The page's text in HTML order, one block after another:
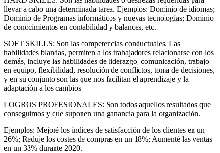
llevar a cabo una determinada tarea. Ejemplos: Dominio de idiomas;
Dominio de Programas informáticos y nuevas tecnologías; Dominio
de conocimientos en contabilidad y balances, etc.
SOFT SKILLS: Son las competencias conductuales. Las
habilidades blandas, permiten a los trabajadores relacionarse con los
demás, incluye las habilidades de liderazgo, comunicación, trabajo
en equipo, flexibilidad, resolución de conflictos, toma de decisiones,
y en su conjunto son las que nos facilitan el aprendizaje y la
adaptación a los cambios.
LOGROS PROFESIONALES: Son todos aquellos resultados que
conseguimos y que suponen una ganancia para la organización.
Ejemplos: Mejoré los índices de satisfacción de los clientes en un
26%; Reduje los costes de compras en un 18%; Aumenté las ventas
en un 38% durante 2020.